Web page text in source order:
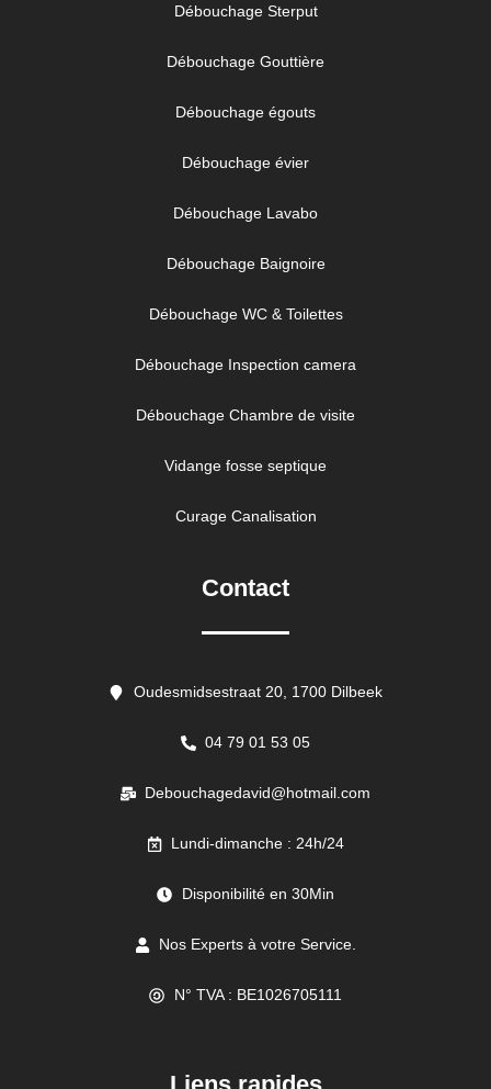
Débouchage Sterput
Débouchage Gouttière
Débouchage égouts
Débouchage évier
Débouchage Lavabo
Débouchage Baignoire
Débouchage WC & Toilettes
Débouchage Inspection camera
Débouchage Chambre de visite
Vidange fosse septique
Curage Canalisation
Contact
Oudesmidsestraat 20, 1700 Dilbeek
04 79 01 53 05
Debouchagedavid@hotmail.com
Lundi-dimanche : 24h/24
Disponibilité en 30Min
Nos Experts à votre Service.
N° TVA : BE1026705111